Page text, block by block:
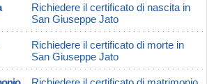
Richiedere il certificato di nascita in
San Giuseppe Jato
Richiedere il certificato di morte in
San Giuseppe Jato